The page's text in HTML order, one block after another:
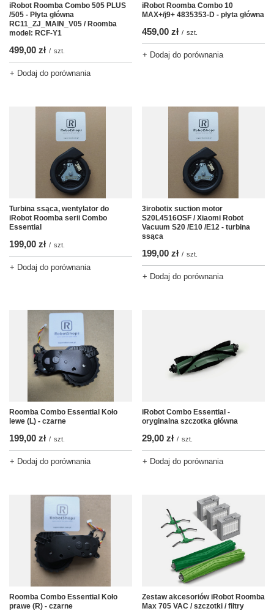
iRobot Roomba Combo 505 PLUS
/505 - Płyta główna
RC11_ZJ_MAIN_V05 / Roomba
model: RCF-Y1
499,00 zł / szt.
+ Dodaj do porównania
iRobot Roomba Combo 10
MAX+/j9+ 4835353-D - płyta główna
459,00 zł / szt.
+ Dodaj do porównania
Turbina ssąca, wentylator do
iRobot Roomba serii Combo
Essential
199,00 zł / szt.
+ Dodaj do porównania
3irobotix suction motor
S20L4516OSF / Xiaomi Robot
Vacuum S20 /E10 /E12 - turbina
ssąca
199,00 zł / szt.
+ Dodaj do porównania
Roomba Combo Essential Koło
lewe (L) - czarne
199,00 zł / szt.
+ Dodaj do porównania
iRobot Combo Essential -
oryginalna szczotka główna
29,00 zł / szt.
+ Dodaj do porównania
Roomba Combo Essential Koło
prawe (R) - czarne
Zestaw akcesoriów iRobot Roomba
Max 705 VAC / szczotki / filtry